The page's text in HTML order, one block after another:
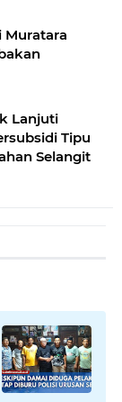
Muratara
Lanjuti
Tipu
Selangit